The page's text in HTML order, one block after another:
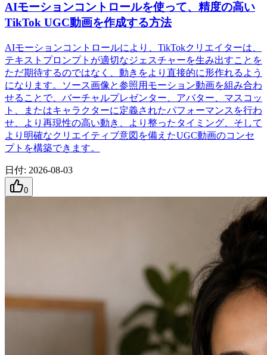
AIモーションコントロールを使って、精度の高い
TikTok UGC動画を作成する方法
AIモーションコントロールにより、TikTokクリエイターは、
テキストプロンプトが適切なジェスチャーを生み出すことを
ただ期待するのではなく、動きをより直接的に形作れるよう
になります。ソース画像と参照用モーション動画を組み合わ
せることで、バーチャルプレゼンター、アバター、マスコッ
ト、またはキャラクターに定義されたパフォーマンスを行わ
せ、より再現性の高い動き、より整ったタイミング、そして
より明確なクリエイティブ意図を備えたUGC動画のコンセ
プトを構築できます。
日付: 2026-08-03
0